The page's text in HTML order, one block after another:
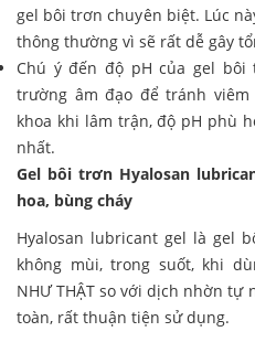
gel bôi trơn chuyên biệt. Lúc
thông thường vì sẽ rất dễ gây
Chú ý đến độ pH của gel
trường âm đạo để tránh
khoa khi lâm trận, độ pH phù
nhất.
Gel bôi trơn Hyalosan
hoa, bùng cháy
Hyalosan lubricant gel là gel
không mùi, trong suốt, khi
NHƯ THẬT so với dịch nhờn tự
toàn, rất thuận tiện sử dụng.